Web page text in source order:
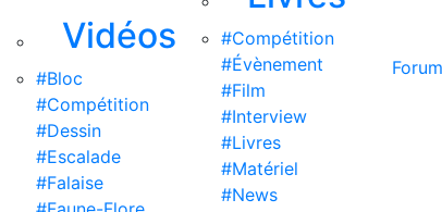
Vidéos
#Bloc
#Compétition
#Dessin
#Escalade
#Falaise
#Compétition
#Évènement
#Film
#Interview
#Livres
#Matériel
#News
Forum